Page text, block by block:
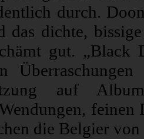
durch.
das dichte,
gut.
auf
die Belgier